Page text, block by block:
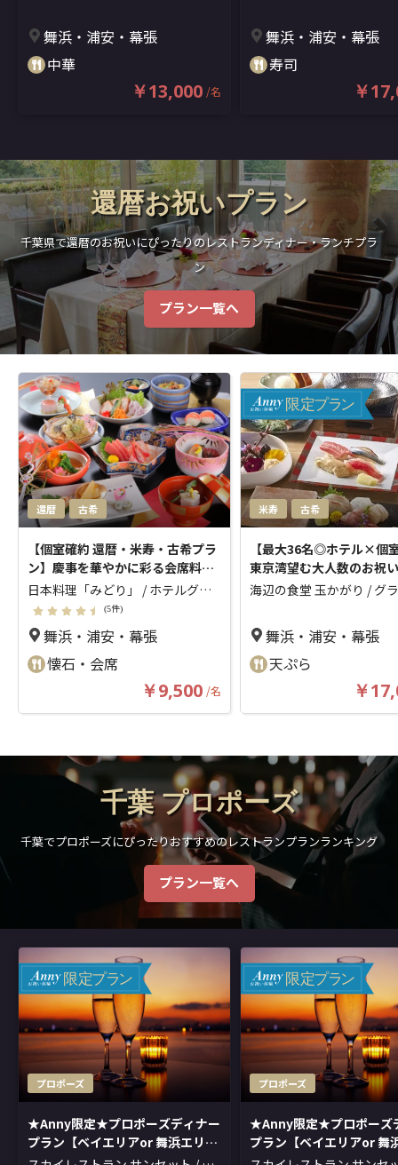
広い世代に喜ばれる体にやさしい
中華で祝うハレの日
リ カカン ウラヤスブライトンホテ
ルトウキョウベイ)
舞浜・浦安・幕張
中華
￥13,000 /名
フリーフロー＆メッセー
レート★舞浜ベイビュー
ョクドウ タマカガリ グラ
コートウキョウベイ マイ
舞浜・浦安・幕張
寿司
￥
還暦お祝いプラン
千葉県で還暦のお祝いにぴったりのレストランディナー・ランチプラ
ン
プラン一覧へ
還暦 古希
【個室確約 還暦・米寿・古希プラ
ン】慶事を華やかに彩る会席料理
全11品＋デコレーションケーキ★
ホテルグリーンタワー幕張で長寿
をお祝い★
日本料理「みどり」 / ホテルグリ
ーンタワー幕張(ニホンリョウリミ
ドリ)
(5件)
舞浜・浦安・幕張
懐石・会席
￥9,500 /名
米寿 古希
限定プラン
【最大36名◎ホテル×個
東京湾望む大人数のお祝
ン】Olive天ぷら、江戸前
フリーフロー＆メッセー
レート★舞浜ベイビュー
海辺の食堂 玉かがり / グ
ョクドウ タマカガリ グラ
コートウキョウベイ マイ
舞浜・浦安・幕張
天ぷら
￥
千葉 プロポーズ
千葉でプロポーズにぴったりおすすめのレストランプランランキング
プラン一覧へ
プロポーズ
限定プラン
★Anny限定★プロポーズディナー
プラン【ベイエリアor 舞浜エリア
の夜景を望む窓側席確約 】一生忘
プロポーズ
限定プラン
★Anny限定★プロポーズ
プラン【ベイエリアor 舞
の夜景を望む窓側席確約